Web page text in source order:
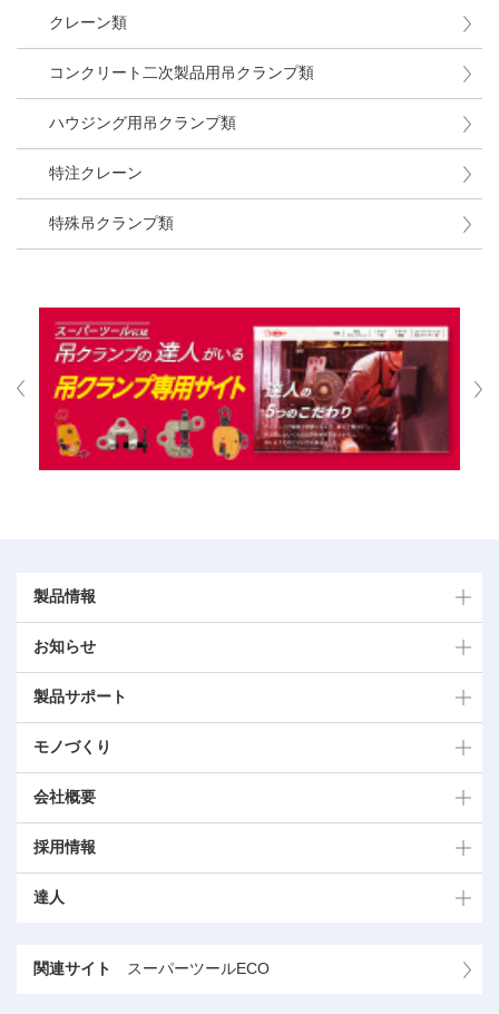
クレーン類
コンクリート二次製品用吊クランプ類
ハウジング用吊クランプ類
特注クレーン
特殊吊クランプ類
製品情報
お知らせ
製品サポート
モノづくり
会社概要
採用情報
達人
関連サイト スーパーツールECO